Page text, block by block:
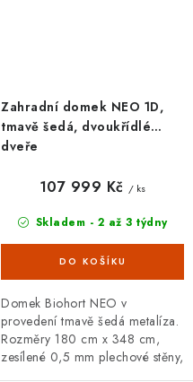
Zahradní domek NEO 1D,
tmavě šedá, dvoukřídlé
dveře
Skladem - 2 až 3 týdny
107 999 Kč / ks
Domek Biohort NEO v
provedení tmavě šedá metalíza.
Rozměry 180 cm x 348 cm,
zesílené 0,5 mm plechové stěny,